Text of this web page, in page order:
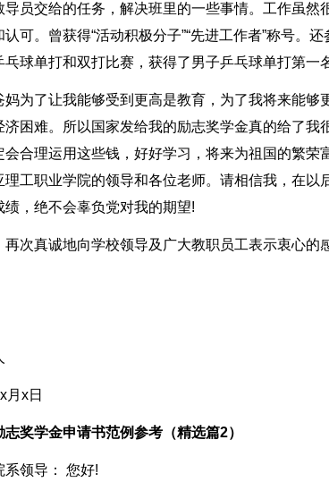
导员交给的任务，解决班里的一些事情。工作虽然
可。曾获得“活动积极分子”“先进工作者”称号。
乓球单打和双打比赛，获得了男子乒乓球单打第一
妈为了让我能够受到更高是教育，为了我将来能
济困难。所以国家发给我的励志奖学金真的给了我
会合理运用这些钱，好好学习，将来为祖国的繁荣
理工职业学院的领导和各位老师。请相信我，在以
绩，绝不会辜负党对我的期望!
再次真诚地向学校领导及广大教职员工表示衷心的
月x日
志奖学金申请书范例参考（精选篇2）
系领导： 您好!